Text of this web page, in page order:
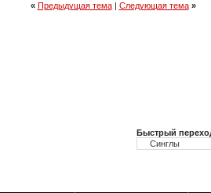
« Предыдущая тема| Следующая тема »
Быстрый